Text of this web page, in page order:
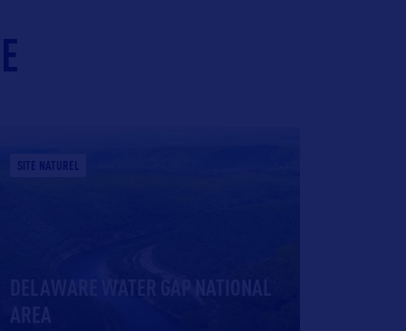
SITE NATUREL
DELAWARE WATER GAP NATIONAL